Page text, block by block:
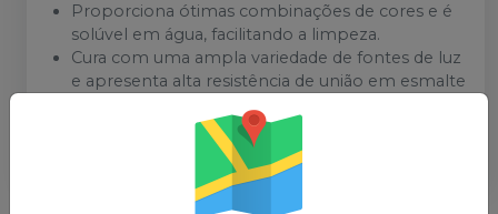
Proporciona ótimas combinações de cores e é
solúvel em água, facilitando a limpeza.
Cura com uma ampla variedade de fontes de luz
e apresenta alta resistência de união em esmalte
Oferece excelente manuseio, escoando apenas